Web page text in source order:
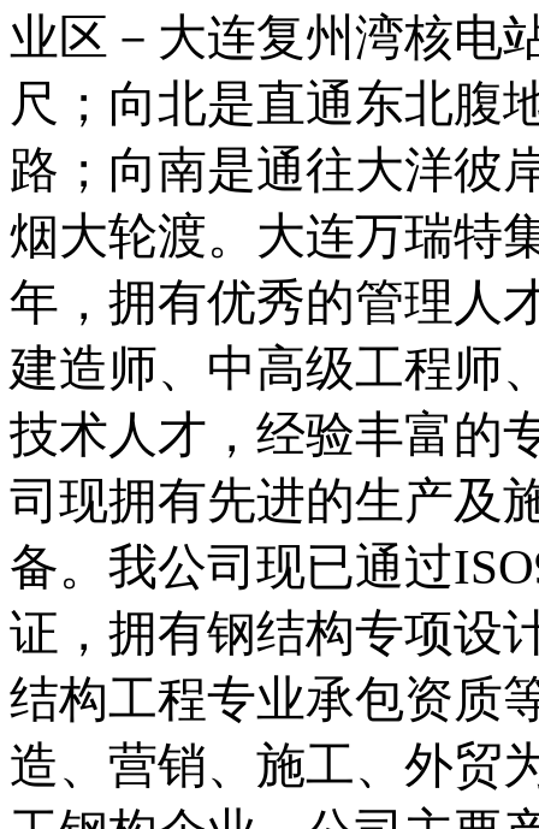
业区－大连复州湾核电
尺；向北是直通东北腹
路；向南是通往大洋彼
烟大轮渡。 大连万瑞特
年，拥有优秀的管理人
建造师、中高级工程师
技术人才，经验丰富的
司现拥有先进的生产及
备。我公司现已通过
证，拥有钢结构专项设
结构工程专业承包资质
造、营销、施工、外贸